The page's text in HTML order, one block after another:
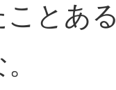
ことあ